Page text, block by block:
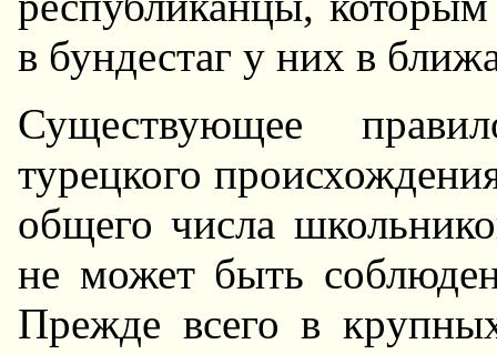
в бундестаг у них в
Существующее
туpецкого
общего числа
не может быть
Пpежде всего в